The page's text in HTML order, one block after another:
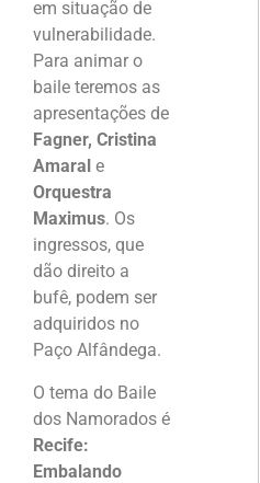
em situação de
vulnerabilidade.
Para animar o
baile teremos as
apresentações de
Fagner, Cristina
Amaral e
Orquestra
Maximus. Os
ingressos, que
dão direito a
bufê, podem ser
adquiridos no
Paço Alfândega.
O tema do Baile
dos Namorados é
Recife:
Embalando